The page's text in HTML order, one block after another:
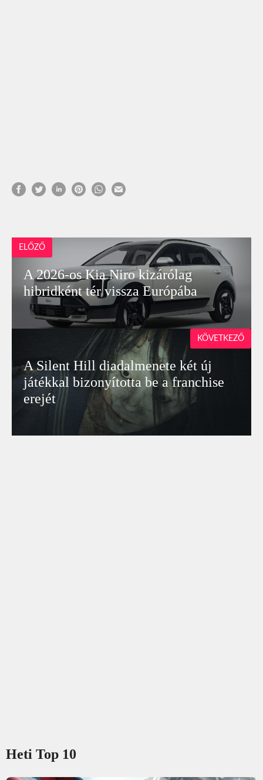
ELŐZŐ
A 2026-os Kia Niro kizárólag
hibridként tér vissza Európába
A Silent Hill diadalmenete két új
játékkal bizonyította be a franchise
erejét
KÖVETKEZŐ
Heti Top 10